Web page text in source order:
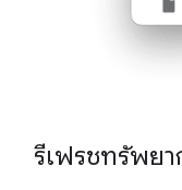
รีเฟรชทรัพยา